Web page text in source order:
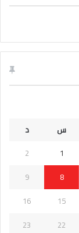
س
د
1
2
8
9
15
16
22
23